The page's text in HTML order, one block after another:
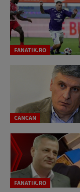
FANATIK.RO
CANCAN
FANATIK.RO